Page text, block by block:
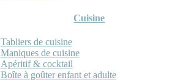
Cuisine
Tabliers de cuisine
Maniques de cuisine
Apéritif & cocktail
Boîte à goûter enfant et adulte